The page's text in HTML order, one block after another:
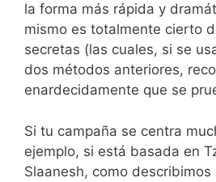
la forma más rápida y
mismo es totalmente cierto
secretas (las cuales, si se
dos métodos anteriores,
enardecidamente que se
Si tu campaña se centra
ejemplo, si está basada en
Slaanesh, como describimos